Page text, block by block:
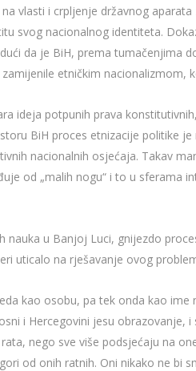
vlasti i crpljenje državnog
svog nacionalnog identiteta.
da je BiH, prema tumačenjima
etničkim nacionalizmom,
ideja potpunih prava
BiH proces etnizacije politike
nacionalnih osjećaja. Takav
od „malih nogu“ i to u sferama
nauka u Banjoj Luci, gnijezdo
uticalo na rješavanje ovog
kao osobu, pa tek onda kao
i Hercegovini jesu
nego sve više podsjećaju na
od onih ratnih. Oni nikako ne bi